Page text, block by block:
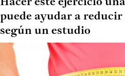
puede ayudar a
según un estudio